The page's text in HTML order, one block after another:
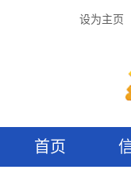
设为主页
首页